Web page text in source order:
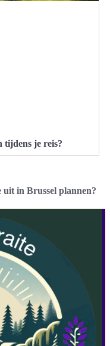
tijdens je reis?
uit in Brussel plannen?